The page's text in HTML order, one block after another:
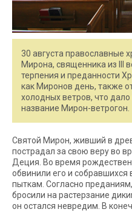
30 августа православные
Мирона, священника из III
терпения и преданности
как Миронов день, также
холодных ветров, что
название Мирон-ветрогон.
Святой Мирон, живший в
пострадал за свою веру во
Деция. Во время
обвинили его и собравшихся
пыткам. Согласно
бросили на растерзание
он остался невредим. В